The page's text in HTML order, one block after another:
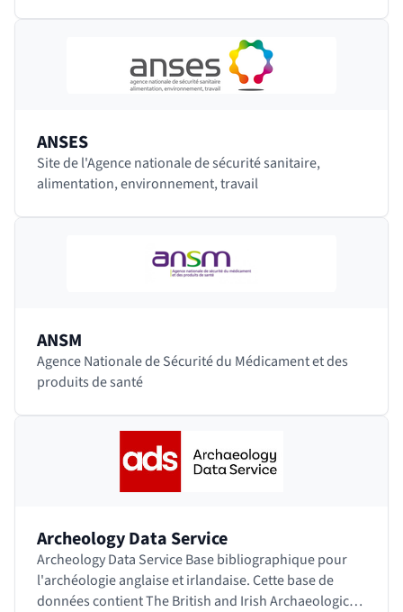
ANSES
Site de l'Agence nationale de sécurité sanitaire,
alimentation, environnement, travail
ANSM
Agence Nationale de Sécurité du Médicament et des
produits de santé
Archeology Data Service
Archeology Data Service Base bibliographique pour
l'archéologie anglaise et irlandaise. Cette base de
données contient The British and Irish Archaeological